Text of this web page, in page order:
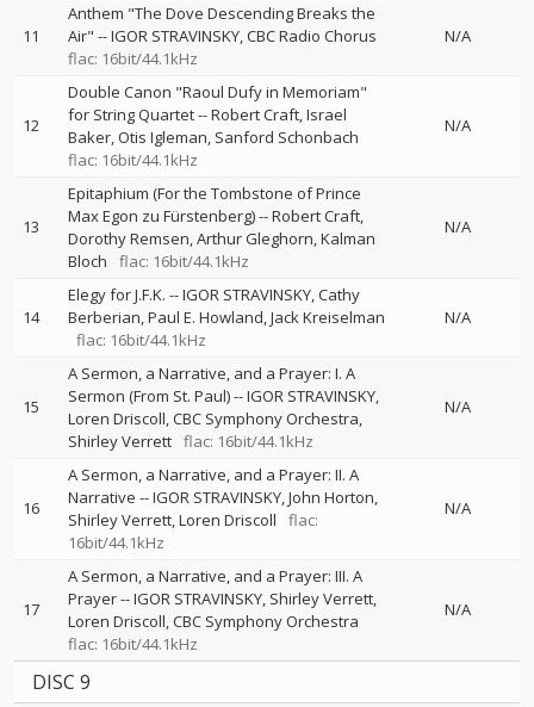
11
Anthem "The Dove Descending Breaks the
Air" --IGOR STRAVINSKY CBC Radio Chorus
flac: 16bit/44.1kHz
N/A
12
Double Canon "Raoul Dufy in Memoriam"
for String Quartet--Robert Craft Israel
Baker Otis Igleman Sanford Schonbach
flac: 16bit/44.1kHz
N/A
13
Epitaphium (For the Tombstone of Prince
Max Egon zu Fürstenberg)--Robert Craft
Dorothy Remsen Arthur Gleghorn Kalman
Bloch
flac: 16bit/44.1kHz
N/A
14
Elegy for J.F.K. --IGOR STRAVINSKY Cathy
Berberian Paul E. Howland Jack Kreiselman
flac: 16bit/44.1kHz
N/A
15
A Sermon, a Narrative, and a Prayer: I. A
Sermon (From St. Paul)--IGOR STRAVINSKY
Loren Driscoll CBC Symphony Orchestra
Shirley Verrett flac: 16bit/44.1kHz
N/A
16
A Sermon, a Narrative, and a Prayer: II. A
Narrative --IGOR STRAVINSKY John Horton
Shirley Verrett Loren Driscoll
flac:
16bit/44.1kHz
N/A
17
A Sermon, a Narrative, and a Prayer: III. A
Prayer--IGOR STRAVINSKY Shirley Verrett
Loren Driscoll CBC Symphony Orchestra
flac: 16bit/44.1kHz
N/A
DISC 9